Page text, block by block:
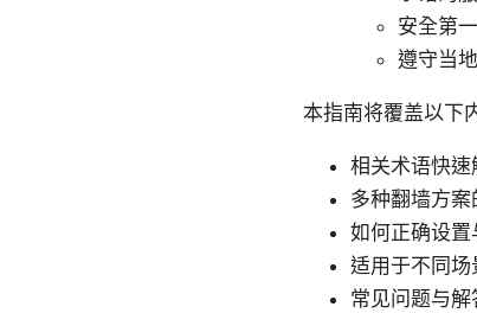
安全第
遵守当
本指南将覆盖以下
相关术语快速
多种翻墙方案
如何正确设置
适用于不同
常见问题与解